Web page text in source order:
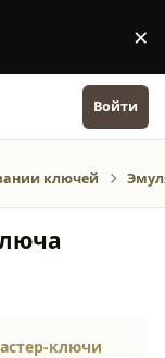
×
Войти
ключей
ключи